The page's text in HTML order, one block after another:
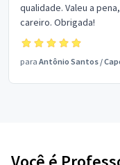
qualidade. Valeu a
careiro. Obrigada!
para Antônio Santos /